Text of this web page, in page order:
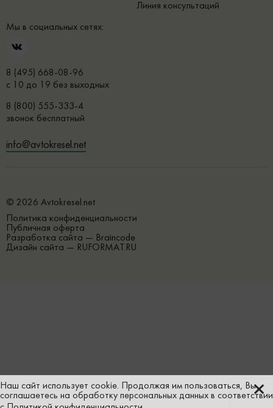
Линия консультаций
Мы в социальных сетях:
8 (495) 668-08-96
с 10 до 19 без выходных
8 (800) 555-333-4
звонок бесплатный
info@avtokresel.net
© 2026 Avtokresel.net
Политика конфиденциальности
Публичная оферта
Разработка сайта — Braincode
Дизайн сайта — RUFORMAT.RU
Наш сайт использует cookie. Продолжая им пользоваться, Вы
соглашаетесь на обработку персональных данных в соответствии